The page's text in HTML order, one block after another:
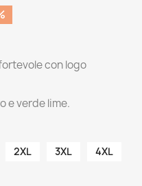
con logo
e verde lime.
2XL 3XL 4XL